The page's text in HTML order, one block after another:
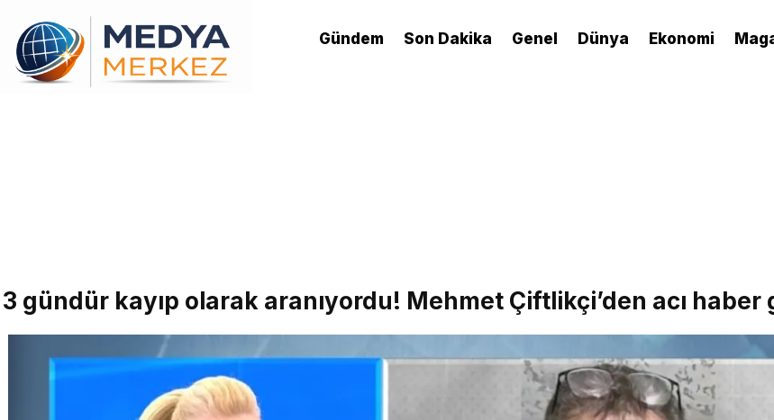
Gündem Son Dakika Genel Dünya Ekonomi
3 gündür kayıp olarak aranıyordu! Mehmet Çiftlikçi’den acı haber